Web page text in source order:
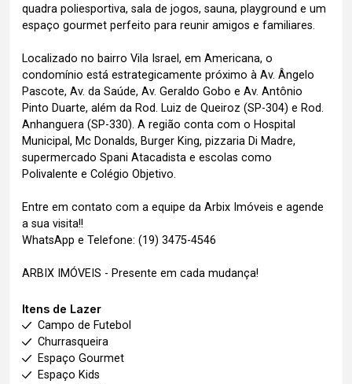
quadra poliesportiva, sala de jogos, sauna, playground e um
espaço gourmet perfeito para reunir amigos e familiares.
Localizado no bairro Vila Israel, em Americana, o
condomínio está estrategicamente próximo à Av. Ângelo
Pascote, Av. da Saúde, Av. Geraldo Gobo e Av. Antônio
Pinto Duarte, além da Rod. Luiz de Queiroz (SP-304) e Rod.
Anhanguera (SP-330). A região conta com o Hospital
Municipal, Mc Donalds, Burger King, pizzaria Di Madre,
supermercado Spani Atacadista e escolas como
Polivalente e Colégio Objetivo.
Entre em contato com a equipe da Arbix Imóveis e agende
a sua visita!!
WhatsApp e Telefone: (19) 3475-4546
ARBIX IMÓVEIS - Presente em cada mudança!
Itens de Lazer
Campo de Futebol
Churrasqueira
Espaço Gourmet
Espaço Kids